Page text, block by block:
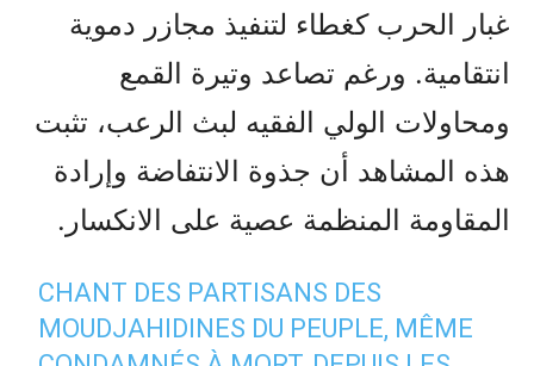
غبار الحرب كغطاء لتنفيذ مجازر دموية
انتقامية. ورغم تصاعد وتيرة القمع
ومحاولات الولي الفقيه لبث الرعب، تثبت
هذه المشاهد أن جذوة الانتفاضة وإرادة
المقاومة المنظمة عصية على الانكسار.
CHANT DES PARTISANS DES
MOUDJAHIDINES DU PEUPLE, MÊME